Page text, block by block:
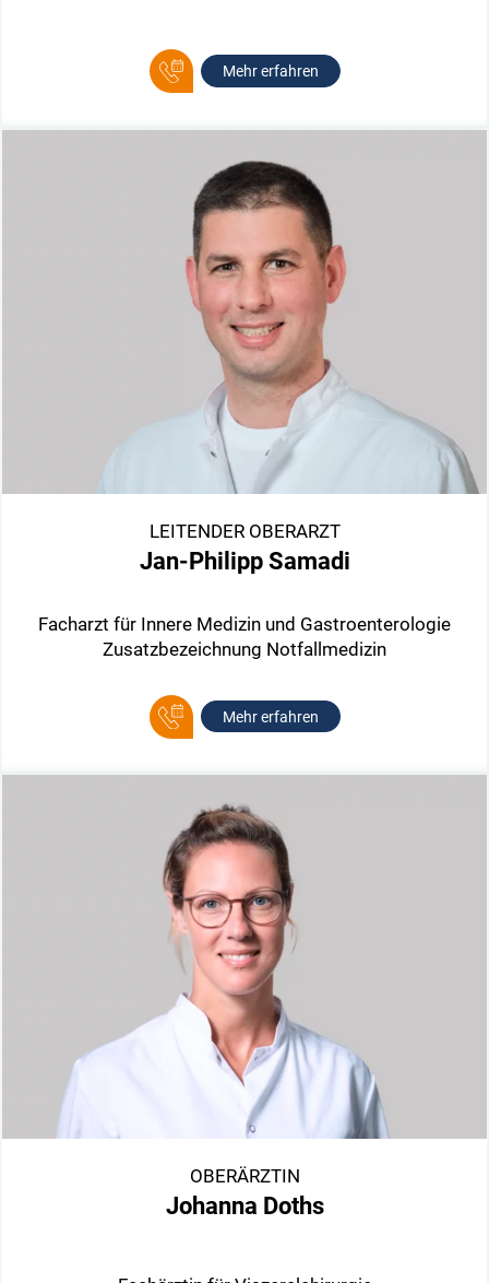
Mehr erfahren
LEITENDER OBERARZT
Jan-Philipp Samadi
Facharzt für Innere Medizin und Gastroenterologie
Zusatzbezeichnung Notfallmedizin
Mehr erfahren
OBERÄRZTIN
Johanna Doths